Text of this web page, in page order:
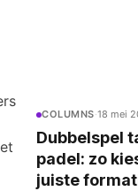
COLUMNS·18 mei
Dubbelspel
padel: zo
juiste